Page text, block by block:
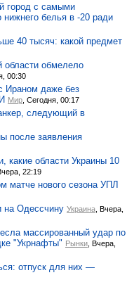
город с самыми
белья в -20 ради
40 тысяч: какой предмет
обмелело
00:30
Ираном даже без
Мир , Сегодня, 00:17
следующий в
после заявления
какие области Украины 10
22:19
матче нового сезона УПЛ
на Одессчину Украина , Вчера,
массированный удар по
"Укрнафты" Рынки , Вчера,
отпуск для них —